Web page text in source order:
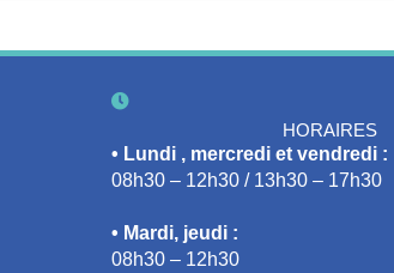
HORAIRES
• Lundi , mercredi et vendredi :
08h30 – 12h30 / 13h30 – 17h30
• Mardi, jeudi :
08h30 – 12h30